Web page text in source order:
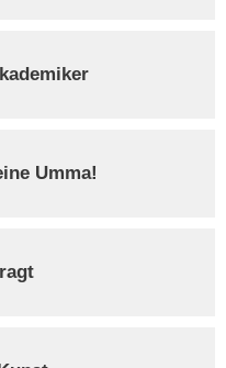
Umma!